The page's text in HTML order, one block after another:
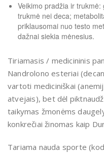
Veikimo pradžia ir
trukmė nei deca;
priklausomai nuo testo
dažnai siekia mėnesius.
Tiriamasis / medicininis
Nandrolono esteriai
vartoti mediciniškai
atvejais), bet dėl
taikymas žmonėms
konkrečiai žinomas kaip
Tariama nauda sporte